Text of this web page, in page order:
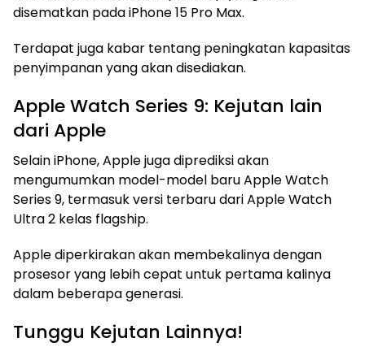
disematkan pada iPhone 15 Pro Max.
Terdapat juga kabar tentang peningkatan kapasitas
penyimpanan yang akan disediakan.
Apple Watch Series 9: Kejutan lain
dari Apple
Selain iPhone, Apple juga diprediksi akan
mengumumkan model-model baru Apple Watch
Series 9, termasuk versi terbaru dari Apple Watch
Ultra 2 kelas flagship.
Apple diperkirakan akan membekalinya dengan
prosesor yang lebih cepat untuk pertama kalinya
dalam beberapa generasi.
Tunggu Kejutan Lainnya!